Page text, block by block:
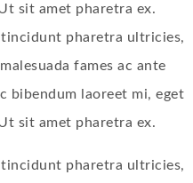
sit amet pharetra ex.
pharetra ultricies,
fames ac ante
bibendum laoreet mi, eget
sit amet pharetra ex.
pharetra ultricies,